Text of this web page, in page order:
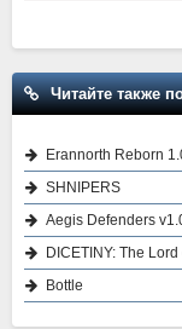
Читайте также
Erannorth Reborn
SHNIPERS
Aegis Defenders
DICETINY: The
Bottle